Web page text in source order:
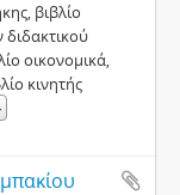
βιβλίο
οικονομικά,
κινητής